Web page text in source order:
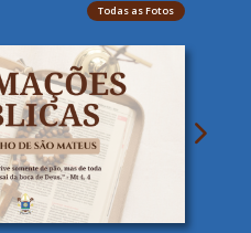
Todas as Fotos